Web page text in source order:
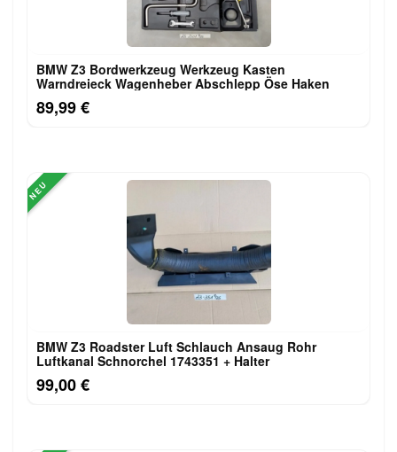
BMW Z3 Bordwerkzeug Werkzeug Kasten
Warndreieck Wagenheber Abschlepp Öse Haken
89,99 €
NEU
BMW Z3 Roadster Luft Schlauch Ansaug Rohr
Luftkanal Schnorchel 1743351 + Halter
99,00 €